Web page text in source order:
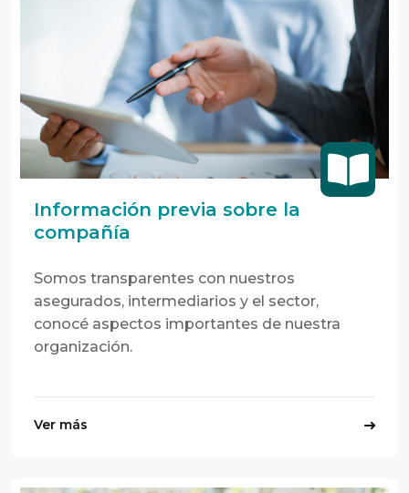
Información previa sobre la
compañía
Somos transparentes con nuestros
asegurados, intermediarios y el sector,
conocé aspectos importantes de nuestra
organización.
Ver más